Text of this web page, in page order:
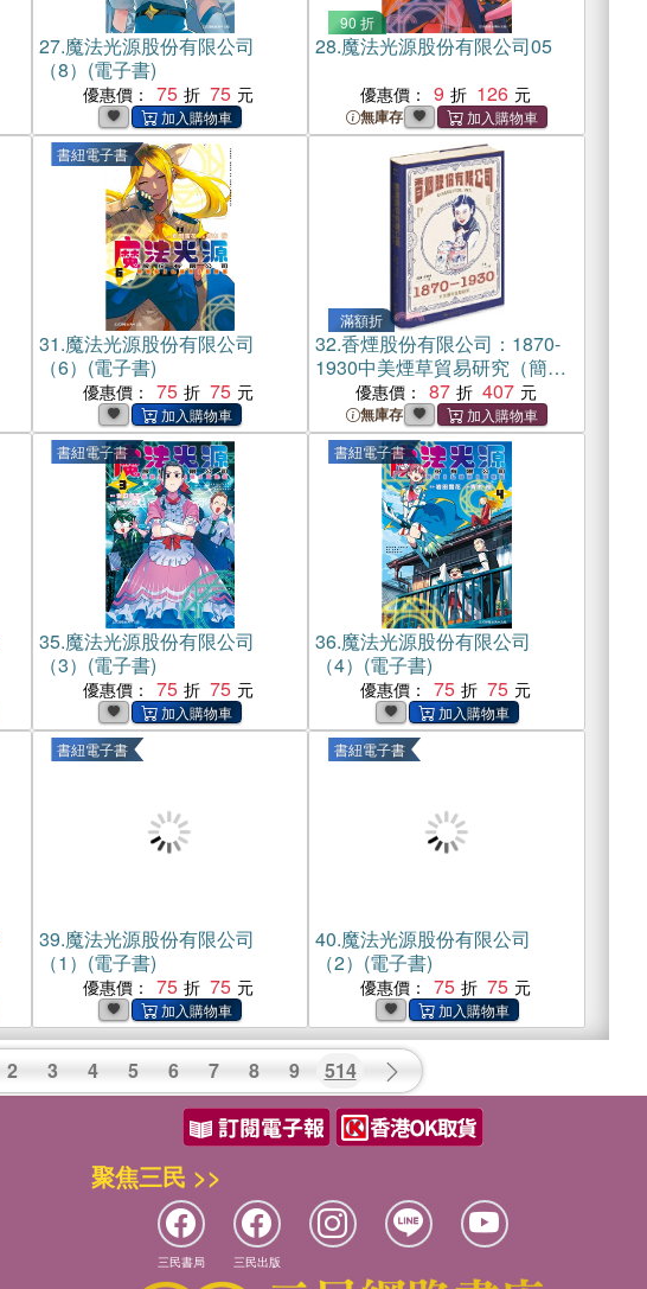
27.魔法光源股份有限公司
（8）(電子書)
優惠價： 75 75
90 折
28.魔法光源股份有限公司05
優惠價： 9 126
無庫存
書紐電子書
31.魔法光源股份有限公司
（6）(電子書)
優惠價： 75 75
滿額折
32.香煙股份有限公司：1870-
1930中美煙草貿易研究（簡體
優惠價： 87 407
無庫存
書紐電子書
35.魔法光源股份有限公司
（3）(電子書)
優惠價： 75 75
書紐電子書
36.魔法光源股份有限公司
（4）(電子書)
優惠價： 75 75
書紐電子書
39.魔法光源股份有限公司
（1）(電子書)
優惠價： 75 75
書紐電子書
40.魔法光源股份有限公司
（2）(電子書)
優惠價： 75 75
2 3 4 5 6 7 8 9 514
聚焦三民 >>
三民書局 三民出版